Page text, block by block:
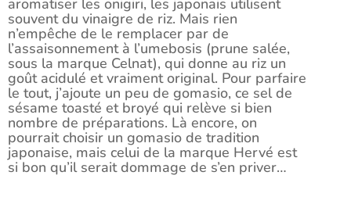
aromatiser les onigiri, les japonais utilisent
souvent du vinaigre de riz. Mais rien
n’empêche de le remplacer par de
l’assaisonnement à l’umebosis (prune salée,
sous la marque Celnat), qui donne au riz un
goût acidulé et vraiment original. Pour parfaire
le tout, j’ajoute un peu de gomasio, ce sel de
sésame toasté et broyé qui relève si bien
nombre de préparations. Là encore, on
pourrait choisir un gomasio de tradition
japonaise, mais celui de la marque Hervé est
si bon qu’il serait dommage de s’en priver…